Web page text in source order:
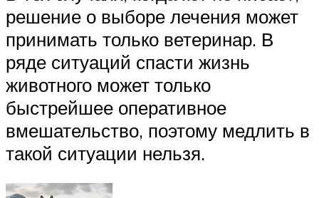
решение о выборе лечения может
принимать только ветеринар. В
ряде ситуаций спасти жизнь
животного может только
быстрейшее оперативное
вмешательство, поэтому медлить в
такой ситуации нельзя.